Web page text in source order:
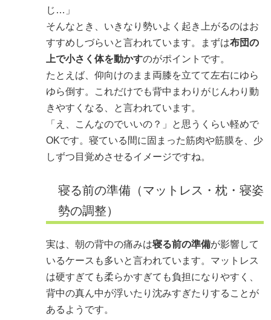
じ…」
そんなとき、いきなり勢いよく起き上がるのはお
すすめしづらいと言われています。まずは布団の
上で小さく体を動かすのがポイントです。
たとえば、仰向けのまま両膝を立てて左右にゆら
ゆら倒す。これだけでも背中まわりがじんわり動
きやすくなる、と言われています。
「え、こんなのでいいの？」と思うくらい軽めで
OKです。寝ている間に固まった筋肉や筋膜を、少
しずつ目覚めさせるイメージですね。
寝る前の準備（マットレス・枕・寝姿
勢の調整）
実は、朝の背中の痛みは寝る前の準備が影響して
いるケースも多いと言われています。マットレス
は硬すぎても柔らかすぎても負担になりやすく、
背中の真ん中が浮いたり沈みすぎたりすることが
あるようです。